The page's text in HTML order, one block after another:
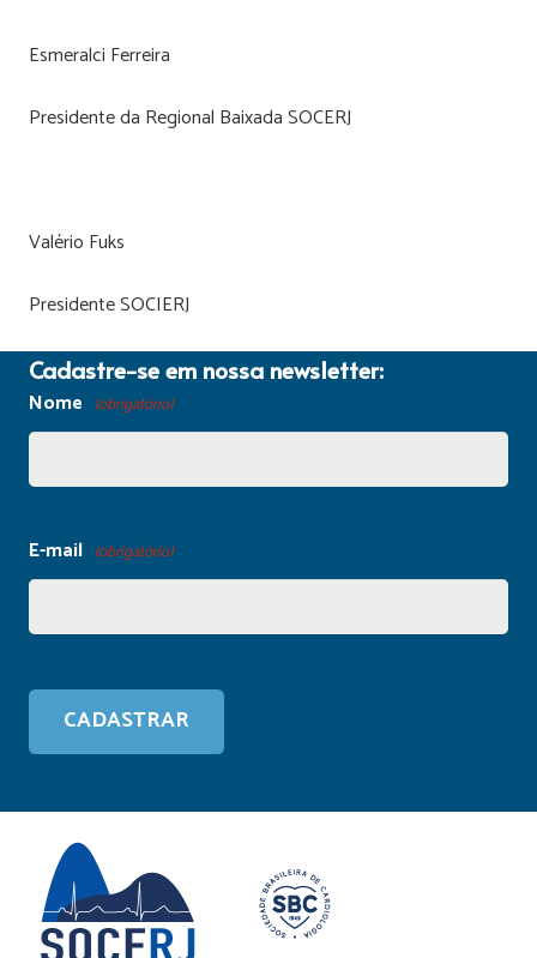
Esmeralci Ferreira
Presidente da Regional Baixada SOCERJ
Valério Fuks
Presidente SOCIERJ
Cadastre-se em nossa newsletter:
Nome (obrigatório)
E-mail (obrigatório)